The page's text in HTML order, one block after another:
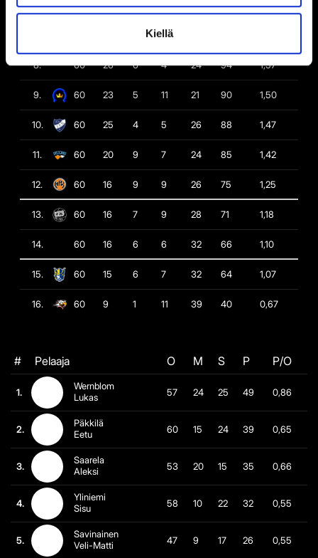
Kiellä
6. 60 26 11 6 17 106 1,77
6
8. 60 26 6 4 24 94 1,57
9. 60 23 5 11 21 90 1,50
10. 60 25 4 5 26 88 1,47
11. 60 20 9 7 24 85 1,42
12. 60 16 9 9 26 75 1,25
13. 60 16 7 9 28 71 1,18
14. 60 16 6 6 32 66 1,10
15. 60 15 6 7 32 64 1,07
16. 60 9 1 11 39 40 0,67
# Pelaaja O M S P P/O
1.
Wernblom
Lukas
57 24 25 49 0,86
2.
Päkkilä
Eetu
60 15 24 39 0,65
3.
Saarela
Aleksi
53 20 15 35 0,66
4.
Yliniemi
Sisu
58 10 22 32 0,55
5.
Savinainen
Veli-Matti
47 9 17 26 0,55